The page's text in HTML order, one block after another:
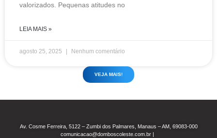
valorizados. Pequenas atitudes no
LEIA MAIS »
agosto 25, 2025 Nenhum comentário
VEJA MAIS!
Av. Cosme Ferreira, 5122 – Zumbi dos Palmares, Manaus – AM, 69083-000
comunicacao@domboscoleste.com.br|